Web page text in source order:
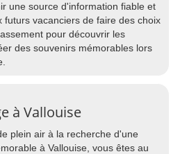
une source d'information fiable et
futurs vacanciers de faire des choix
pour découvrir les
des souvenirs mémorables lors
à Vallouise
plein air à la recherche d'une
à Vallouise, vous êtes au